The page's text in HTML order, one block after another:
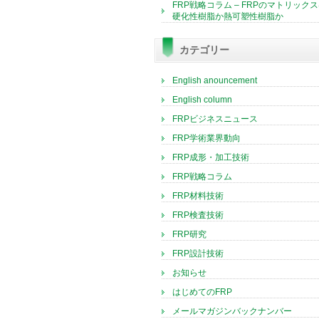
FRP戦略コラム – FRPのマトリック
硬化性樹脂か熱可塑性樹脂か
カテゴリー
English anouncement
English column
FRPビジネスニュース
FRP学術業界動向
FRP成形・加工技術
FRP戦略コラム
FRP材料技術
FRP検査技術
FRP研究
FRP設計技術
お知らせ
はじめてのFRP
メールマガジンバックナンバー